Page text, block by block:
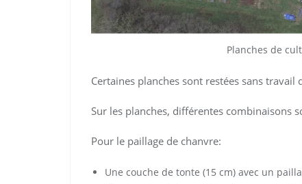
Planches de
Certaines planches sont restées sans
Sur les planches, différentes combinaisons
Pour le paillage de chanvre:
Une couche de tonte (15 cm) avec un